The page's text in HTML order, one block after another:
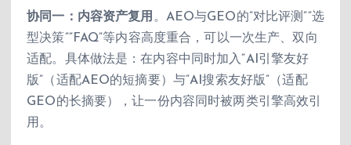
协同一：内容资产复用 。AEO与GEO的”对比评测””选
型决策””FAQ”等内容高度重合，可以一次生产、双向
适配。具体做法是：在内容中同时加入”AI引擎友好
版”（适配AEO的短摘要）与”AI搜索友好版”（适配
GEO的长摘要），让一份内容同时被两类引擎高效引
用。